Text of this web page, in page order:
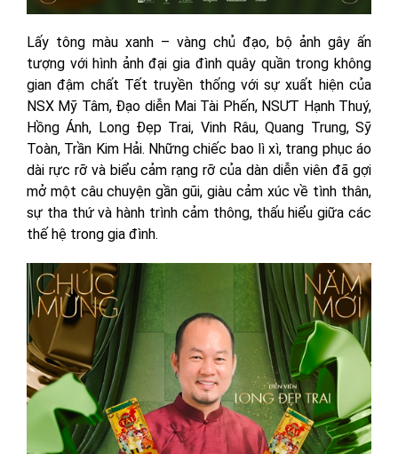
Lấy tông màu xanh – vàng chủ đạo, bộ ảnh gây ấn
tượng với hình ảnh đại gia đình quây quần trong không
gian đậm chất Tết truyền thống với sự xuất hiện của
NSX Mỹ Tâm, Đạo diễn Mai Tài Phến, NSƯT Hạnh Thuý,
Hồng Ánh, Long Đẹp Trai, Vinh Râu, Quang Trung, Sỹ
Toàn, Trần Kim Hải. Những chiếc bao lì xì, trang phục áo
dài rực rỡ và biểu cảm rạng rỡ của dàn diễn viên đã gợi
mở một câu chuyện gần gũi, giàu cảm xúc về tình thân,
sự tha thứ và hành trình cảm thông, thấu hiểu giữa các
thế hệ trong gia đình.